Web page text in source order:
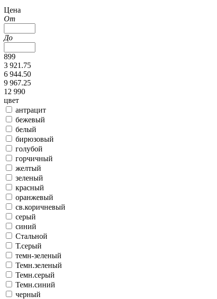
Цена
От
До
899
3 921.75
6 944.50
9 967.25
12 990
цвет
антрацит
бежевый
белый
бирюзовый
голубой
горчичный
желтый
зеленый
красный
оранжевый
св.коричневый
серый
синий
Стальной
Т.серый
темн-зеленый
Темн.зеленый
Темн.серый
Темн.синий
черный